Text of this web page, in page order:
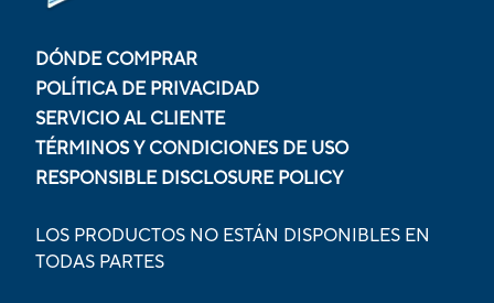
DÓNDE COMPRAR
POLÍTICA DE PRIVACIDAD
SERVICIO AL CLIENTE
TÉRMINOS Y CONDICIONES DE USO
RESPONSIBLE DISCLOSURE POLICY
LOS PRODUCTOS NO ESTÁN DISPONIBLES EN
TODAS PARTES